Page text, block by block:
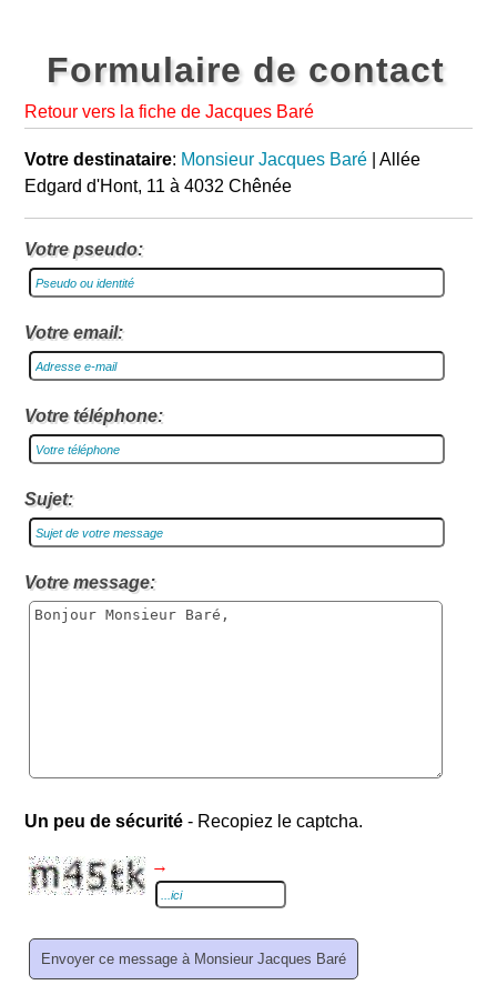
Formulaire de contact
Retour vers la fiche de Jacques Baré
Votre destinataire: Monsieur Jacques Baré | Allée
Edgard d'Hont, 11 à 4032 Chênée
Votre pseudo:
Votre email:
Votre téléphone:
Sujet:
Votre message:
Un peu de sécurité - Recopiez le captcha.
→